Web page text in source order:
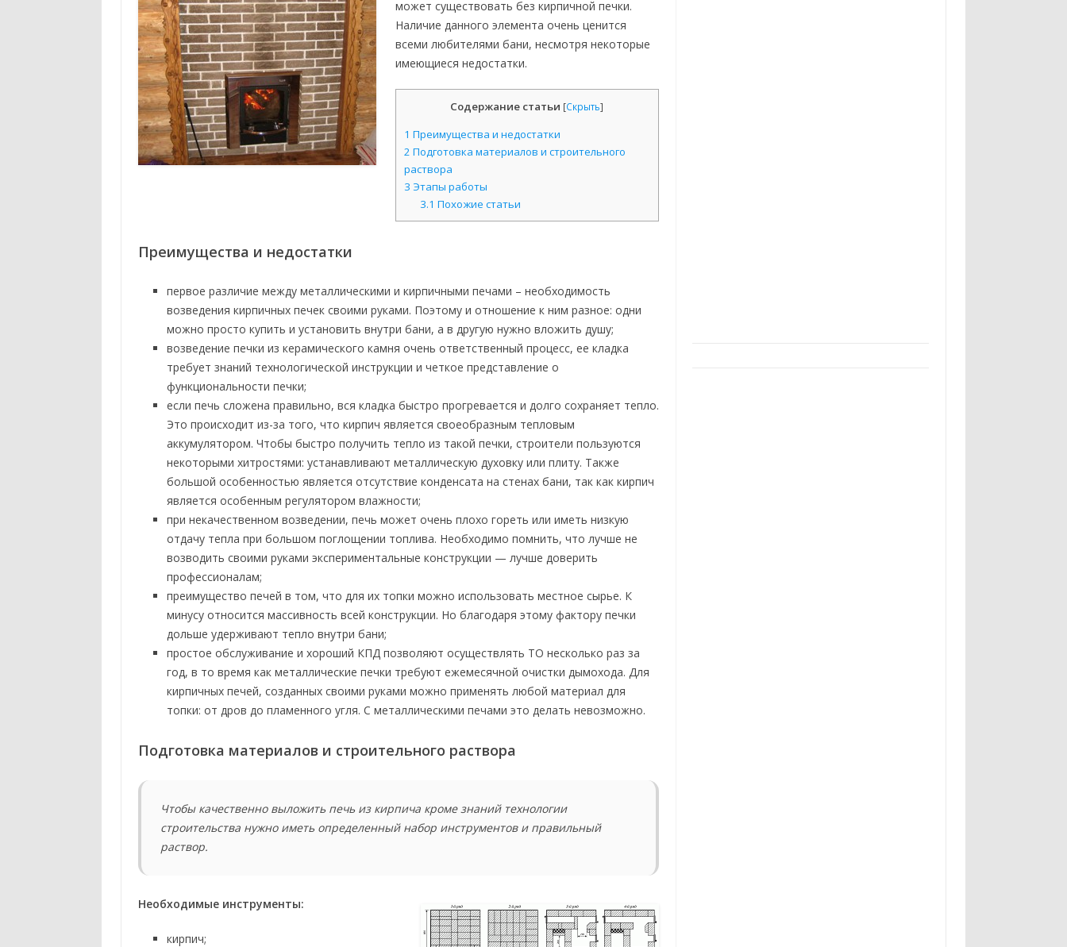
может существовать без кирпичной печки.
Наличие данного элемента очень ценится
всеми любителями бани, несмотря некоторые
имеющиеся недостатки.
Содержание статьи [Скрыть]
1 Преимущества и недостатки
2 Подготовка материалов и строительного
раствора
3 Этапы работы
3.1 Похожие статьи
Преимущества и недостатки
первое различие между металлическими и кирпичными печами – необходимость
возведения кирпичных печек своими руками. Поэтому и отношение к ним разное: одни
можно просто купить и установить внутри бани, а в другую нужно вложить душу;
возведение печки из керамического камня очень ответственный процесс, ее кладка
требует знаний технологической инструкции и четкое представление о
функциональности печки;
если печь сложена правильно, вся кладка быстро прогревается и долго сохраняет тепло.
Это происходит из-за того, что кирпич является своеобразным тепловым
аккумулятором. Чтобы быстро получить тепло из такой печки, строители пользуются
некоторыми хитростями: устанавливают металлическую духовку или плиту. Также
большой особенностью является отсутствие конденсата на стенах бани, так как кирпич
является особенным регулятором влажности;
при некачественном возведении, печь может очень плохо гореть или иметь низкую
отдачу тепла при большом поглощении топлива. Необходимо помнить, что лучше не
возводить своими руками экспериментальные конструкции — лучше доверить
профессионалам;
преимущество печей в том, что для их топки можно использовать местное сырье. К
минусу относится массивность всей конструкции. Но благодаря этому фактору печки
дольше удерживают тепло внутри бани;
простое обслуживание и хороший КПД позволяют осуществлять ТО несколько раз за
год, в то время как металлические печки требуют ежемесячной очистки дымохода. Для
кирпичных печей, созданных своими руками можно применять любой материал для
топки: от дров до пламенного угля. С металлическими печами это делать невозможно.
Подготовка материалов и строительного раствора
Чтобы качественно выложить печь из кирпича кроме знаний технологии
строительства нужно иметь определенный набор инструментов и правильный
раствор.
Необходимые инструменты:
кирпич;